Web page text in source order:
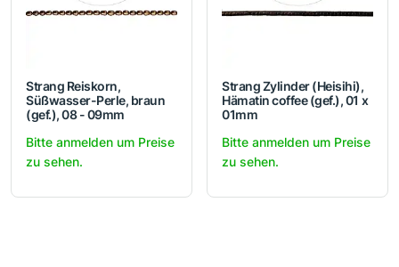
Strang Reiskorn,
Süßwasser-Perle, braun
(gef.), 08 - 09mm
Bitte anmelden um Preise
zu sehen.
Strang Zylinder (Heisihi),
Hämatin coffee (gef.), 01 x
01mm
Bitte anmelden um Preise
zu sehen.